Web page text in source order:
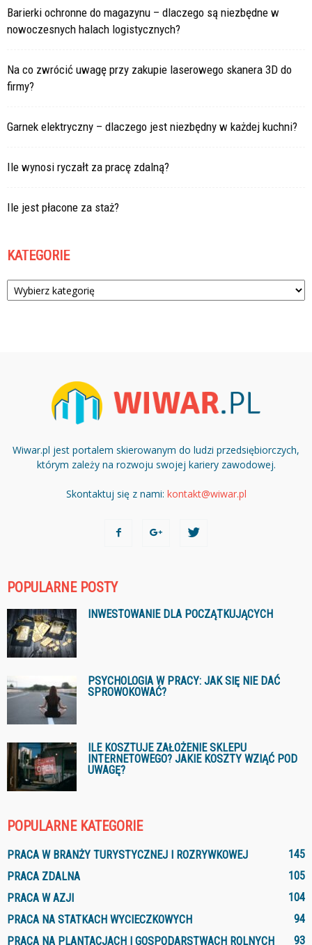
Barierki ochronne do magazynu – dlaczego są niezbędne w
nowoczesnych halach logistycznych?
Na co zwrócić uwagę przy zakupie laserowego skanera 3D do
firmy?
Garnek elektryczny – dlaczego jest niezbędny w każdej kuchni?
Ile wynosi ryczałt za pracę zdalną?
Ile jest płacone za staż?
KATEGORIE
Kategorie
Wiwar.pl jest portalem skierowanym do ludzi przedsiębiorczych,
którym zależy na rozwoju swojej kariery zawodowej.
Skontaktuj się z nami: kontakt@wiwar.pl
POPULARNE POSTY
INWESTOWANIE DLA POCZĄTKUJĄCYCH
PSYCHOLOGIA W PRACY: JAK SIĘ NIE DAĆ
SPROWOKOWAĆ?
ILE KOSZTUJE ZAŁOŻENIE SKLEPU
INTERNETOWEGO? JAKIE KOSZTY WZIĄĆ POD
UWAGĘ?
POPULARNE KATEGORIE
PRACA W BRANŻY TURYSTYCZNEJ I ROZRYWKOWEJ
145
PRACA ZDALNA
105
PRACA W AZJI
104
PRACA NA STATKACH WYCIECZKOWYCH
94
PRACA NA PLANTACJACH I GOSPODARSTWACH ROLNYCH
93